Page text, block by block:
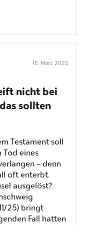
15. März 2025
nicht bei
sollten
Testament soll
Tod eines
– denn
oft enterbt.
ausgelöst?
25) bringt
Fall hatten